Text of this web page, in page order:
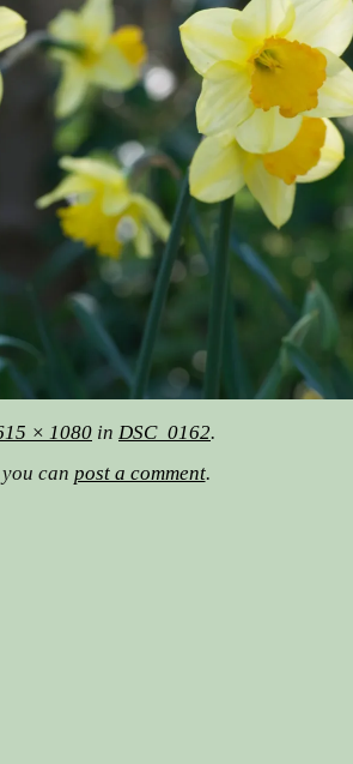
× 1080 in DSC_0162.
can post a comment.